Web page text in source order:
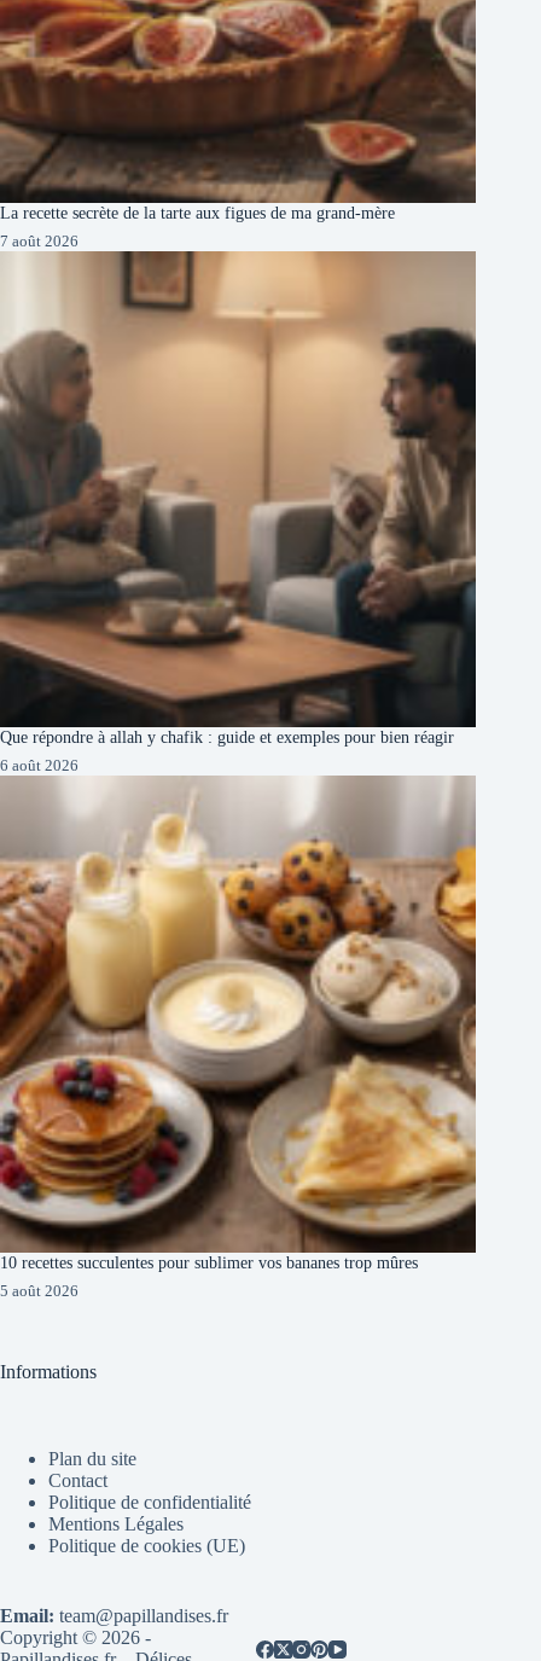
La recette secrète de la tarte aux figues de ma grand-mère
7 août 2026
Que répondre à allah y chafik : guide et exemples pour bien réagir
6 août 2026
10 recettes succulentes pour sublimer vos bananes trop mûres
5 août 2026
Informations
Plan du site
Contact
Politique de confidentialité
Mentions Légales
Politique de cookies (UE)
Email: team@papillandises.fr
Copyright © 2026 -